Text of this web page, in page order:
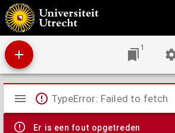
Bescrivinge der diepte vant Sparen beginnende van die
diepte is of gestipt ende is gelegen tusschen die stipgis
geteijkent bij voeten ende is gepaeilt ende betrocken
1
Mirador
viewer
TypeError: Failed to fetch
Er is een fout opgetreden